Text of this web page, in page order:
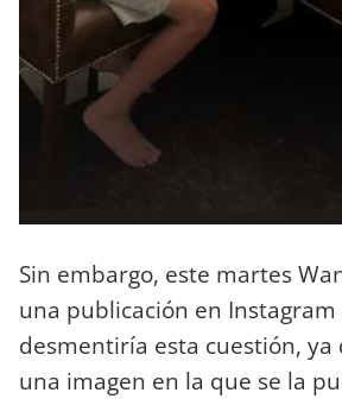
Sin embargo, este martes
una publicación en Instagram
desmentiría esta cuestión,
una imagen en la que se la